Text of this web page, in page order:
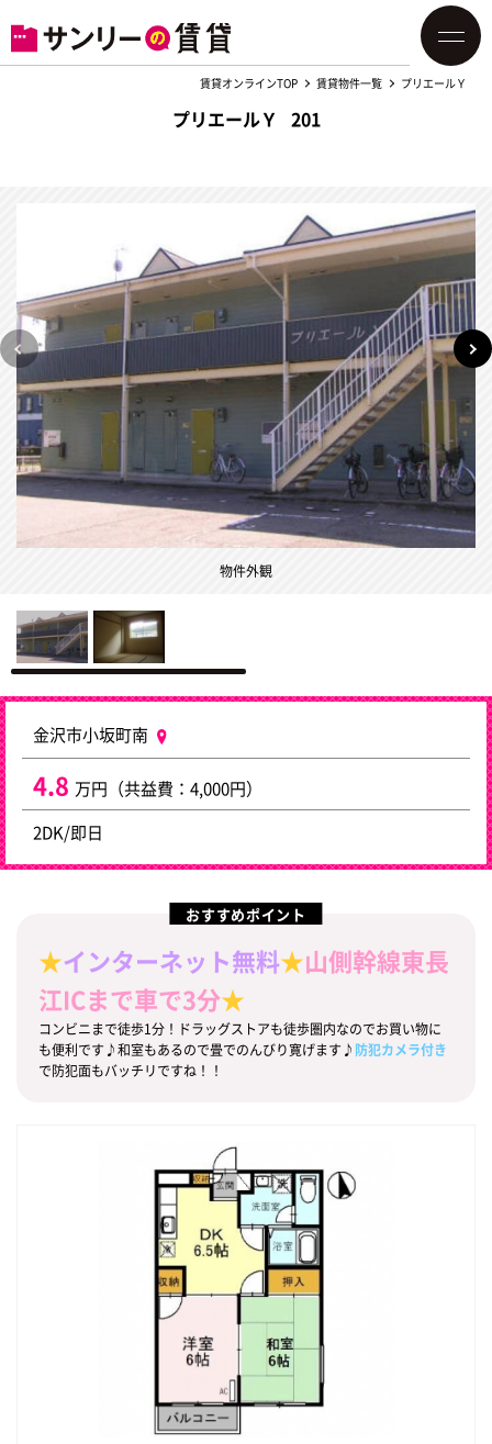
賃貸オンラインTOP 賃貸物件一覧 プリエールＹ
プリエールＹ 201
物件外観
金沢市小坂町南
4.8 万円（共益費：4,000円）
2DK/即日
おすすめポイント
★インターネット無料★山側幹線東長
江ICまで車で3分★
コンビニまで徒歩1分！ドラッグストアも徒歩圏内なのでお買い物に
も便利です♪和室もあるので畳でのんびり寛げます♪ 防犯カメラ付き
で防犯面もバッチリですね！！